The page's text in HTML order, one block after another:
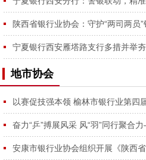
宁夏银行西安雁塔路支行多措并举
地市协会
以赛促技强本领 榆林市银行业第四